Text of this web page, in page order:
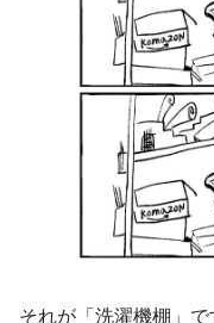
それが「洗濯機棚」で